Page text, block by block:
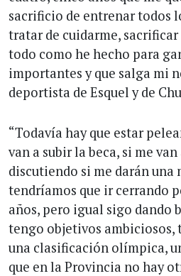
sacrificio de entrenar todos
tratar de cuidarme,
todo como he hecho para
importantes y que salga mi
deportista de Esquel y de
“Todavía hay que estar
van a subir la beca, si me van
discutiendo si me darán una
tendríamos que ir cerrando
años, pero igual sigo dando
tengo objetivos ambiciosos,
una clasificación olímpica,
que en la Provincia no hay